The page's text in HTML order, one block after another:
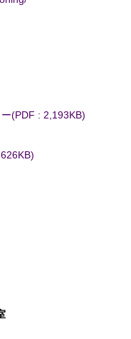
(PDF : 2,193KB)